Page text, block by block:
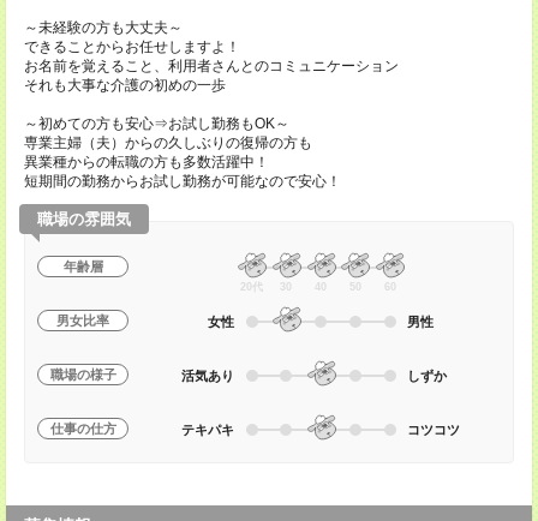
～未経験の方も大丈夫～
できることからお任せしますよ！
お名前を覚えること、利用者さんとのコミュニケーション
それも大事な介護の初めの一歩
～初めての方も安心⇒お試し勤務もOK～
専業主婦（夫）からの久しぶりの復帰の方も
異業種からの転職の方も多数活躍中！
短期間の勤務からお試し勤務が可能なので安心！
職場の雰囲気
年齢層
20代 30 40 50 60
男女比率 女性 男性
職場の様子 活気あり しずか
仕事の仕方 テキパキ コツコツ